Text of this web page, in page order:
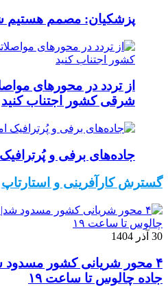
پزشکیان: مصمم هستیم
از تردد در محورهای
شرقی کشور اجتناب کنید
جاده‌های برفی و
گسترش کارآفرینی و استارتاپ
30 آذر 1404
۴ محور شریانی کشور مسدود
جاده چالوس تا ساعت ۱۹